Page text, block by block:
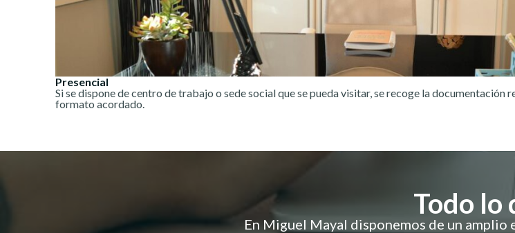
Presencial
Si se dispone de centro de trabajo o sede social que se pueda visitar, se recoge la documentación
formato acordado.
Todo lo
En Miguel Mayal disponemos de un